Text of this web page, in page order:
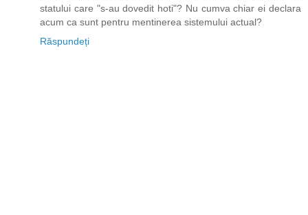
statului care "s-au dovedit hoti"? Nu cumva chiar ei declara
acum ca sunt pentru mentinerea sistemului actual?
Răspundeți